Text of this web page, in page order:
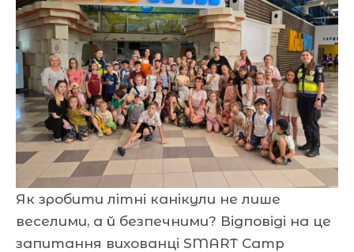
Як зробити літні канікули не лише
веселими, а й безпечними? Відповіді на це
запитання вихованці SMART Camp